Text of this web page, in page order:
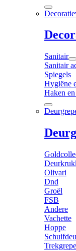
Sanitair
Sanitair
Spiegels
Hygiëne
Haken
Olivari
Dnd
Groël
FSB
Andere
Vachette
Hoppe